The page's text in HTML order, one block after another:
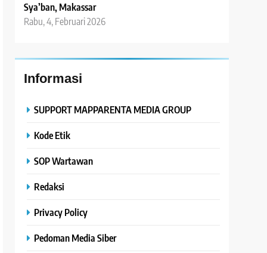
Sya’ban, Makassar
Rabu, 4, Februari 2026
Informasi
SUPPORT MAPPARENTA MEDIA GROUP
Kode Etik
SOP Wartawan
Redaksi
Privacy Policy
Pedoman Media Siber